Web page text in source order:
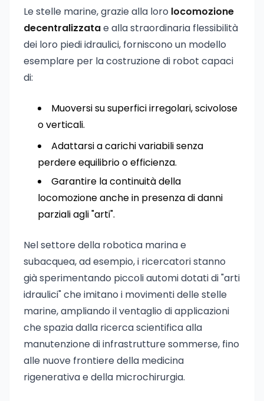
Le stelle marine, grazie alla loro locomozione
decentralizzatae alla straordinaria flessibilità
dei loro piedi idraulici, forniscono un modello
esemplare per la costruzione di robot capaci
di:
Muoversi su superfici irregolari, scivolose
o verticali.
Adattarsi a carichi variabili senza
perdere equilibrio o efficienza.
Garantire la continuità della
locomozione anche in presenza di danni
parziali agli "arti".
Nel settore della robotica marina e
subacquea, ad esempio, i ricercatori stanno
già sperimentando piccoli automi dotati di "arti
idraulici" che imitano i movimenti delle stelle
marine, ampliando il ventaglio di applicazioni
che spazia dalla ricerca scientifica alla
manutenzione di infrastrutture sommerse, fino
alle nuove frontiere della medicina
rigenerativa e della microchirurgia.